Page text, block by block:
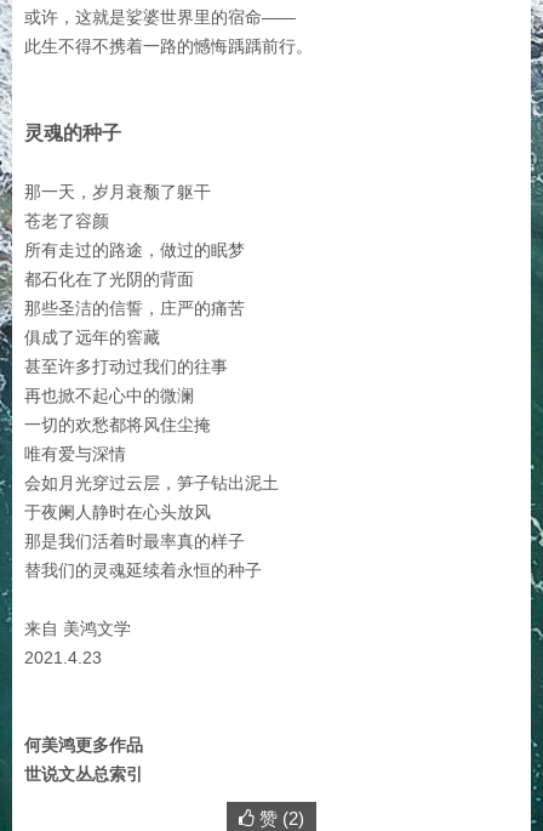
或许，这就是娑婆世界里的宿命——
此生不得不携着一路的憾悔踽踽前行。
灵魂的种子
那一天，岁月衰颓了躯干
苍老了容颜
所有走过的路途，做过的眠梦
都石化在了光阴的背面
那些圣洁的信誓，庄严的痛苦
俱成了远年的窖藏
甚至许多打动过我们的往事
再也掀不起心中的微澜
一切的欢愁都将风住尘掩
唯有爱与深情
会如月光穿过云层，笋子钻出泥土
于夜阑人静时在心头放风
那是我们活着时最率真的样子
替我们的灵魂延续着永恒的种子
来自 美鸿文学
2021.4.23
何美鸿更多作品
世说文丛总索引
赞 (2)